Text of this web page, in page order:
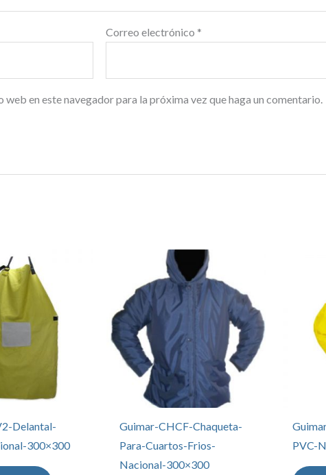
Correo electrónico *
en este navegador para la próxima vez que haga un comentario.
Delantal-
300×300
Guimar-CHCF-Chaqueta-
Para-Cuartos-Frios-
Nacional-300×300
PVC-